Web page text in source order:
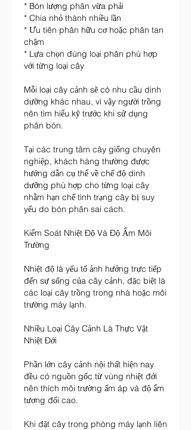
* Bón lượng phân vừa phải
* Chia nhỏ thành nhiều lần
* Ưu tiên phân hữu cơ hoặc phân tan
chậm
* Lựa chọn đúng loại phân phù hợp
với từng loại cây
Mỗi loại cây cảnh sẽ có nhu cầu dinh
dưỡng khác nhau, vì vậy người trồng
nên tìm hiểu kỹ trước khi sử dụng
phân bón.
Tại các trung tâm cây giống chuyên
nghiệp, khách hàng thường được
hướng dẫn cụ thể về chế độ dinh
dưỡng phù hợp cho từng loại cây
nhằm hạn chế tình trạng cây bị suy
yếu do bón phân sai cách.
Kiểm Soát Nhiệt Độ Và Độ Ẩm Môi
Trường
Nhiệt độ là yếu tố ảnh hưởng trực tiếp
đến sự sống của cây cảnh, đặc biệt là
các loại cây trồng trong nhà hoặc môi
trường máy lạnh.
Nhiều Loại Cây Cảnh Là Thực Vật
Nhiệt Đới
Phần lớn cây cảnh nội thất hiện nay
đều có nguồn gốc từ vùng nhiệt đới
nên thích môi trường ấm áp và độ ẩm
tương đối cao.
Khi đặt cây trong phòng máy lạnh liên